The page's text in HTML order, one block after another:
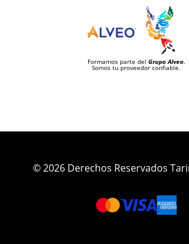
Formamos parte del Grupo Alveo.
Somos tu proveedor confiable.
© 2026 Derechos Reservados